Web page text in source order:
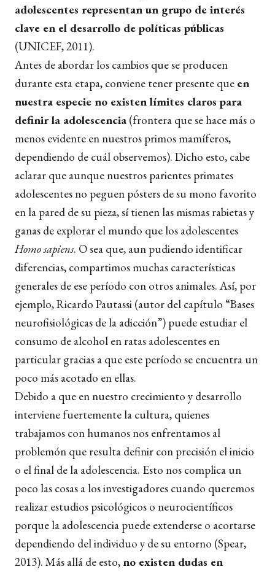
adolescentes representan un grupo de interés
clave en el desarrollo de políticas públicas
(UNICEF, 2011).
Antes de abordar los cambios que se producen
durante esta etapa, conviene tener presente que en
nuestra especie no existen límites claros para
definir la adolescencia (frontera que se hace más o
menos evidente en nuestros primos mamíferos,
dependiendo de cuál observemos). Dicho esto, cabe
aclarar que aunque nuestros parientes primates
adolescentes no peguen pósters de su mono favorito
en la pared de su pieza, sí tienen las mismas rabietas y
ganas de explorar el mundo que los adolescentes
Homo sapiens. O sea que, aun pudiendo identificar
diferencias, compartimos muchas características
generales de ese período con otros animales. Así, por
ejemplo, Ricardo Pautassi (autor del capítulo “Bases
neurofisiológicas de la adicción”) puede estudiar el
consumo de alcohol en ratas adolescentes en
particular gracias a que este período se encuentra un
poco más acotado en ellas.
Debido a que en nuestro crecimiento y desarrollo
interviene fuertemente la cultura, quienes
trabajamos con humanos nos enfrentamos al
problemón que resulta definir con precisión el inicio
o el final de la adolescencia. Esto nos complica un
poco las cosas a los investigadores cuando queremos
realizar estudios psicológicos o neurocientíficos
porque la adolescencia puede extenderse o acortarse
dependiendo del individuo y de su entorno (Spear,
2013). Más allá de esto, no existen dudas en